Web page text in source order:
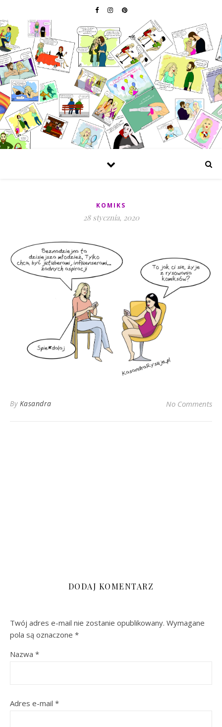
KOMIKS
28 stycznia, 2020
By Kasandra No Comments
DODAJ KOMENTARZ
Twój adres e-mail nie zostanie opublikowany. Wymagane
pola są oznaczone *
Nazwa *
Adres e-mail *